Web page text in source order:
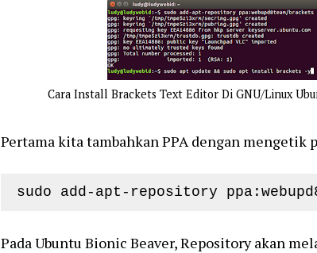
Cara Install Brackets Text Editor Di GNU/Linux
Pertama kita tambahkan PPA dengan mengetik
sudo add-apt-repository
Pada Ubuntu Bionic Beaver, Repository akan